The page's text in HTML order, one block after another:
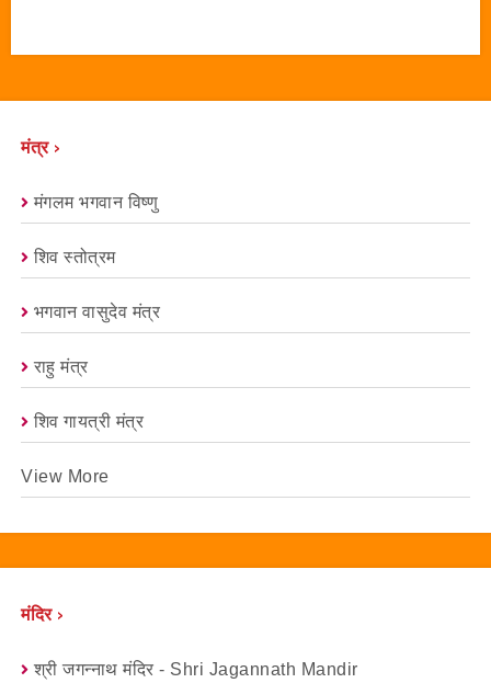
मंत्र ›
मंगलम भगवान विष्णु
शिव स्तोत्रम
भगवान वासुदेव मंत्र
राहु मंत्र
शिव गायत्री मंत्र
View More
मंदिर ›
श्री जगन्नाथ मंदिर - Shri Jagannath Mandir